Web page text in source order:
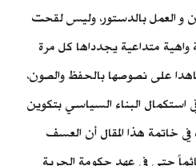
و العمل بالدستور، وليس لقحت
واهية متداعية يجدداها كل مرة
على نصوصها بالحفظ والصون،
البناء السياسي بتكوين
خاتمة هذا المقال أن العسف
حتى في عهد حكومة الحرية